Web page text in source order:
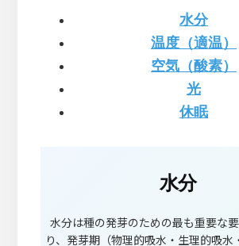
水分
温度（適温）
空気（酸素）
光
休眠
水分
水分は種の発芽のための最も重要な
り、発芽期（物理的吸水・生理的吸水